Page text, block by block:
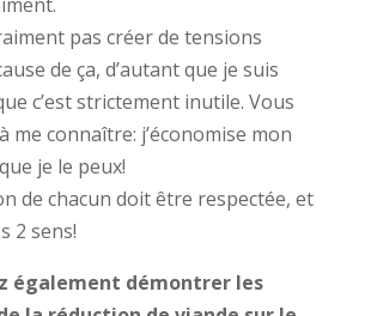
pas créer de tensions
de ça, d’autant que je suis
c’est strictement inutile. Vous
me connaître: j’économise mon
je le peux!
de chacun doit être respectée, et
2 sens!
également démontrer les